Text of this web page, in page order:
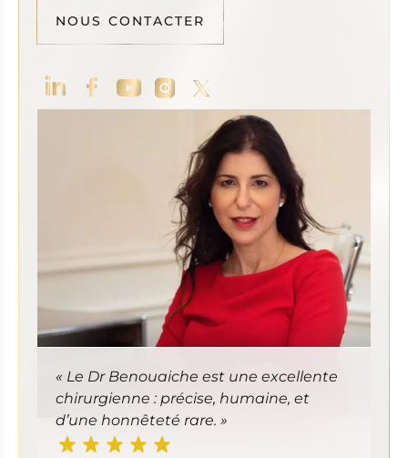
NOUS CONTACTER
« Le Dr Benouaiche est une excellente
chirurgienne : précise, humaine, et
d’une honnêteté rare. »